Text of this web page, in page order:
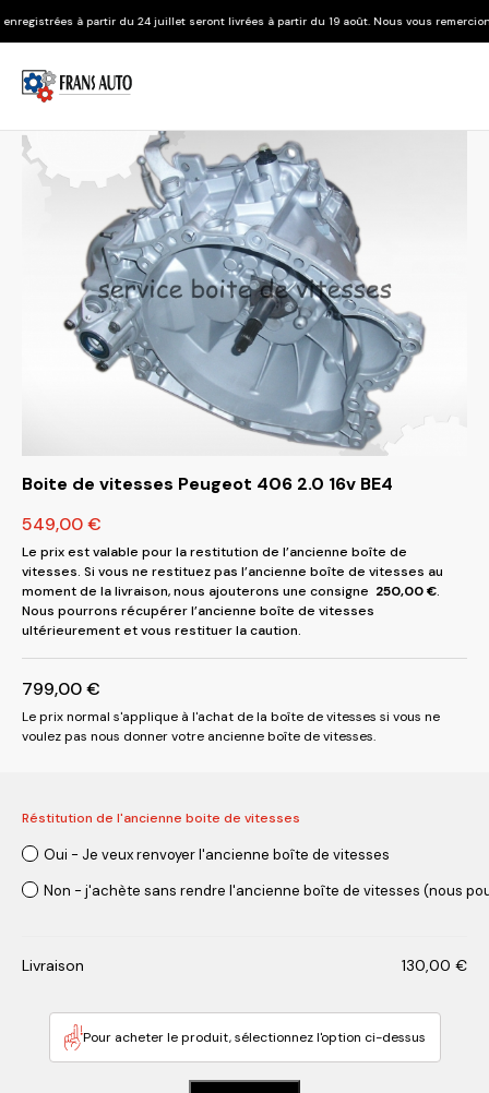
du 24 juillet seront livrées à partir du 19 août. Nous vous remercions de votre
Boite de vitesses Peugeot 406 2.0 16v BE4
549,00€
Le prix est valable pour la restitution de l’ancienne boîte de
vitesses. Si vous ne restituez pas l’ancienne boîte de vitesses au
moment de la livraison, nous ajouterons une consigne 250,00€.
Nous pourrons récupérer l’ancienne boîte de vitesses
ultérieurement et vous restituer la caution.
799,00€
Le prix normal s'applique à l'achat de la boîte de vitesses si vous ne
voulez pas nous donner votre ancienne boîte de vitesses.
Réstitution de l'ancienne boite de vitesses
Oui - Je veux renvoyer l'ancienne boîte de vitesses
Non - j'achète sans rendre l'ancienne boîte de vitesses (nous
Livraison 130,00 €
Pour acheter le produit, sélectionnez l'option ci-dessus